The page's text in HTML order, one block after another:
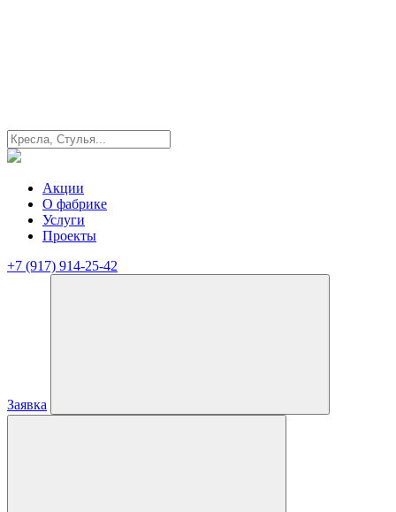
Акции
О фабрике
Услуги
Проекты
+7 (917) 914-25-42
Заявка